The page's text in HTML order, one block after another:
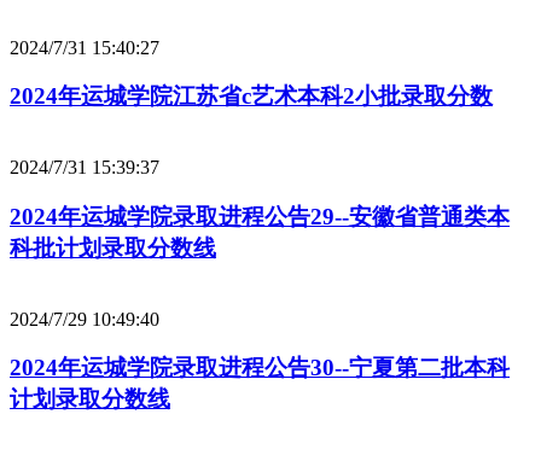
2024/7/31 15:40:27
2024年运城学院江苏省c艺术本科2小批录取分数
2024/7/31 15:39:37
2024年运城学院录取进程公告29--安徽省普通类本
科批计划录取分数线
2024/7/29 10:49:40
2024年运城学院录取进程公告30--宁夏第二批本科
计划录取分数线